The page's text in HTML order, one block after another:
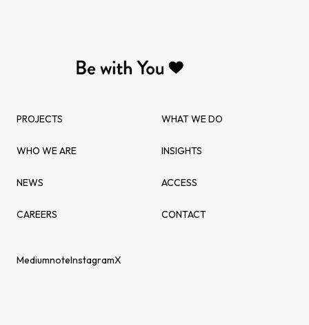
PROJECTS WHAT WE DO
WHO WE ARE INSIGHTS
NEWS ACCESS
CAREERS CONTACT
MediumnoteInstagramX